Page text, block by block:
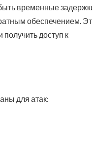
временные
обеспечением.
доступ к
для атак: